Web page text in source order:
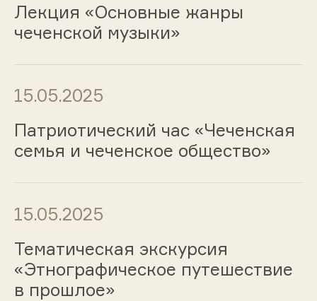
Лекция «Основные жанры
чеченской музыки»
15.05.2025
Патриотический час «Чеченская
семья и чеченское общество»
15.05.2025
Тематическая экскурсия
«Этнографическое путешествие
в прошлое»